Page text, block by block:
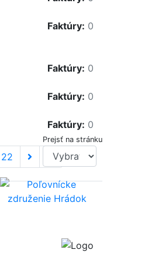
Faktúry: 0
Faktúry: 0
Faktúry: 0
Faktúry: 0
22
Prejsť na stránku